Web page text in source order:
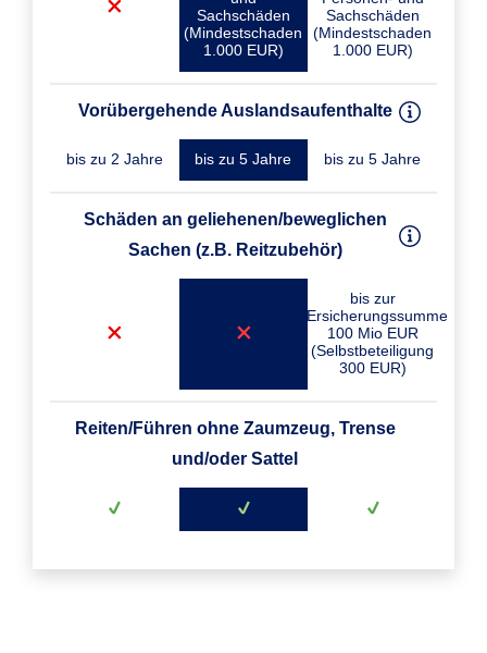
Sachschäden
(Mindestschaden
1.000 EUR)
Sachschäden
(Mindestschaden
1.000 EUR)
Vorübergehende Auslandsaufenthalte
bis zu 2 Jahre bis zu 5 Jahre bis zu 5 Jahre
Schäden an geliehenen/beweglichen
Sachen (z.B. Reitzubehör)
bis zur
VErsicherungssumme
100 Mio EUR
(Selbstbeteiligung
300 EUR)
Reiten/Führen ohne Zaumzeug, Trense
und/oder Sattel